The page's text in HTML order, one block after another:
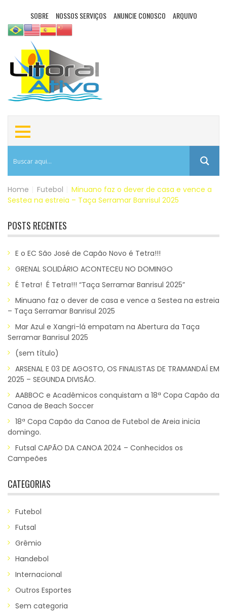
SOBRE NOSSOS SERVIÇOS ANUNCIE CONOSCO ARQUIVO
Home Futebol
Minuano faz o dever de casa e vence a
Sestea na estreia – Taça Serramar Banrisul 2025
POSTS RECENTES
E o EC São José de Capão Novo é Tetra!!!
GRENAL SOLIDÁRIO ACONTECEU NO DOMINGO
É Tetra! É Tetra!!! “Taça Serramar Banrisul 2025”
Minuano faz o dever de casa e vence a Sestea na estreia
– Taça Serramar Banrisul 2025
Mar Azul e Xangri-lá empatam na Abertura da Taça
Serramar Banrisul 2025
(sem título)
ARSENAL E 03 DE AGOSTO, OS FINALISTAS DE TRAMANDAÍ EM
2025 – SEGUNDA DIVISÃO.
AABBOC e Acadêmicos conquistam a 18ª Copa Capão da
Canoa de Beach Soccer
18ª Copa Capão da Canoa de Futebol de Areia inicia
domingo.
Futsal CAPÃO DA CANOA 2024 – Conhecidos os
Campeões
CATEGORIAS
Futebol
Futsal
Grêmio
Handebol
Internacional
Outros Esportes
Sem categoria